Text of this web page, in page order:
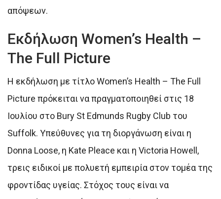
απόψεων.
Εκδήλωση Women’s Health –
The Full Picture
Η εκδήλωση με τίτλο Women’s Health – The Full
Picture πρόκειται να πραγματοποιηθεί στις 18
Ιουλίου στο Bury St Edmunds Rugby Club του
Suffolk. Υπεύθυνες για τη διοργάνωση είναι η
Donna Loose, η Kate Pleace και η Victoria Howell,
τρεις ειδικοί με πολυετή εμπειρία στον τομέα της
φροντίδας υγείας. Στόχος τους είναι να